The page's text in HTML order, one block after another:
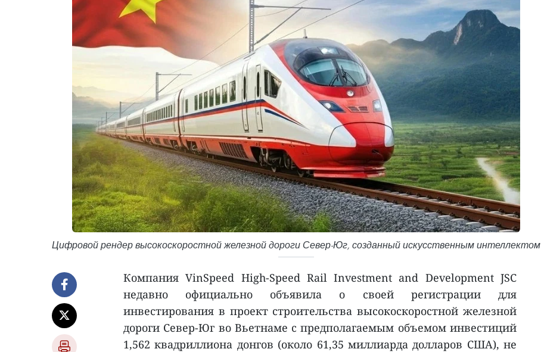
Цифровой рендер высокоскоростной железной дороги Север-Юг, созданный искусственным интеллектом
Компания VinSpeed High-Speed Rail Investment and Development JSC
недавно официально объявила о своей регистрации для
инвестирования в проект строительства высокоскоростной железной
дороги Север-Юг во Вьетнаме с предполагаемым объемом инвестиций
1,562 квадриллиона донгов (около 61,35 миллиарда долларов США), не